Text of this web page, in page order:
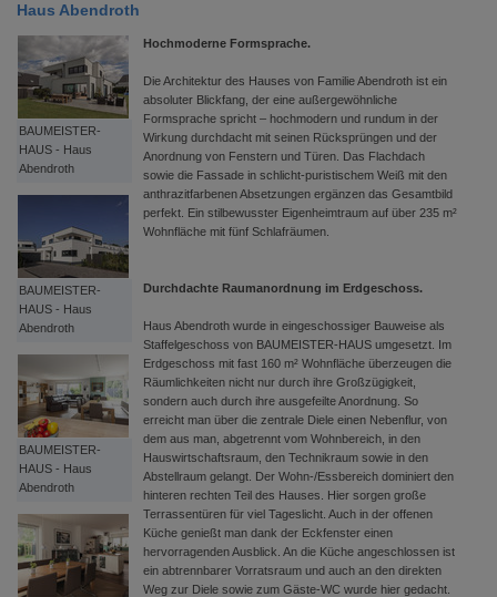
Haus Abendroth
BAUMEISTER-
HAUS - Haus
Abendroth
BAUMEISTER-
HAUS - Haus
Abendroth
BAUMEISTER-
HAUS - Haus
Abendroth
Hochmoderne Formsprache.
Die Architektur des Hauses von Familie Abendroth ist ein
absoluter Blickfang, der eine außergewöhnliche
Formsprache spricht – hochmodern und rundum in der
Wirkung durchdacht mit seinen Rücksprüngen und der
Anordnung von Fenstern und Türen. Das Flachdach
sowie die Fassade in schlicht-puristischem Weiß mit den
anthrazitfarbenen Absetzungen ergänzen das Gesamtbild
perfekt. Ein stilbewusster Eigenheimtraum auf über 235 m²
Wohnfläche mit fünf Schlafräumen.
Durchdachte Raumanordnung im Erdgeschoss.
Haus Abendroth wurde in eingeschossiger Bauweise als
Staffelgeschoss von BAUMEISTER-HAUS umgesetzt. Im
Erdgeschoss mit fast 160 m² Wohnfläche überzeugen die
Räumlichkeiten nicht nur durch ihre Großzügigkeit,
sondern auch durch ihre ausgefeilte Anordnung. So
erreicht man über die zentrale Diele einen Nebenflur, von
dem aus man, abgetrennt vom Wohnbereich, in den
Hauswirtschaftsraum, den Technikraum sowie in den
Abstellraum gelangt. Der Wohn-/Essbereich dominiert den
hinteren rechten Teil des Hauses. Hier sorgen große
Terrassentüren für viel Tageslicht. Auch in der offenen
Küche genießt man dank der Eckfenster einen
hervorragenden Ausblick. An die Küche angeschlossen ist
ein abtrennbarer Vorratsraum und auch an den direkten
Weg zur Diele sowie zum Gäste-WC wurde hier gedacht.